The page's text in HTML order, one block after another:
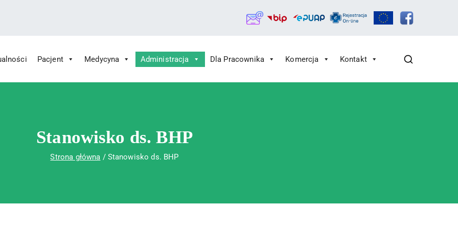
im. Św. Rafała w Czerwonej Górze
Rafała w Czerwonej Górze
Pacjent Medycyna Administracja Dla Pracownika Komercja Kontakt
Stanowisko ds. BHP
Strona główna Stanowisko ds. BHP